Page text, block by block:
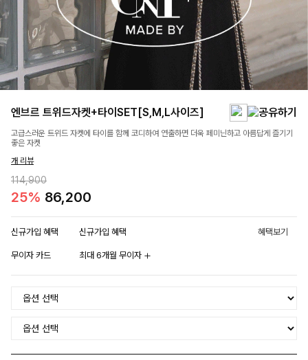
엔브르 트위드자켓+타이SET[S,M,L사이즈]
고급스러운 트위드 자켓에 타이를 함께 코디하여 연출하면 더욱 페미닌하고 아름답게 즐기기
좋은 자켓
개 리뷰
114,900
25% 86,200
신규가입 혜택 신규가입 혜택 혜택보기
무이자 카드 최대 6개월 무이자